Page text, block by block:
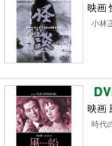
映画
小林
映画
時代